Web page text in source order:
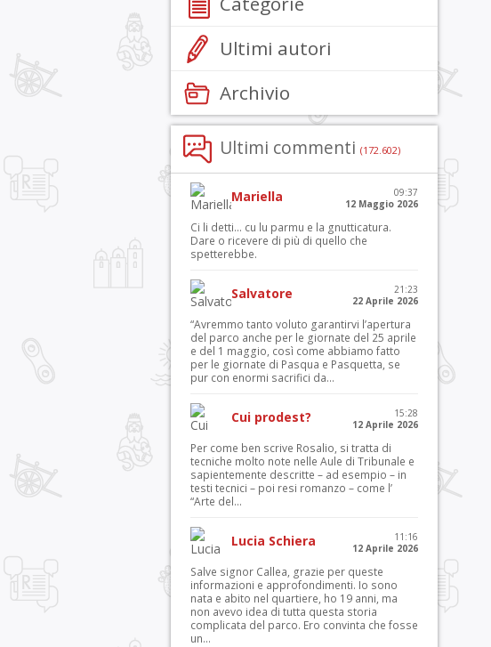
Ultimi autori
Archivio
Ultimi commenti (172.602)
Mariella
09:37
12 Maggio 2026
Ci li detti… cu lu parmu e la gnutticatura.
Dare o ricevere di più di quello che
spetterebbe.
Salvatore
21:23
22 Aprile 2026
“Avremmo tanto voluto garantirvi l’apertura
del parco anche per le giornate del 25 aprile
e del 1 maggio, così come abbiamo fatto
per le giornate di Pasqua e Pasquetta, se
pur con enormi sacrifici da...
Cui prodest?
15:28
12 Aprile 2026
Per come ben scrive Rosalio, si tratta di
tecniche molto note nelle Aule di Tribunale e
sapientemente descritte – ad esempio – in
testi tecnici – poi resi romanzo – come l’
“Arte del...
Lucia Schiera
11:16
12 Aprile 2026
Salve signor Callea, grazie per queste
informazioni e approfondimenti. Io sono
nata e abito nel quartiere, ho 19 anni, ma
non avevo idea di tutta questa storia
complicata del parco. Ero convinta che fosse
un...